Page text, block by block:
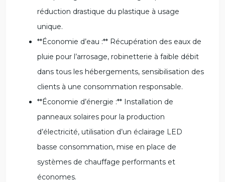
réduction drastique du plastique à usage
unique.
**Économie d’eau :** Récupération des eaux de
pluie pour l’arrosage, robinetterie à faible débit
dans tous les hébergements, sensibilisation des
clients à une consommation responsable.
**Économie d’énergie :** Installation de
panneaux solaires pour la production
d’électricité, utilisation d’un éclairage LED
basse consommation, mise en place de
systèmes de chauffage performants et
économes.